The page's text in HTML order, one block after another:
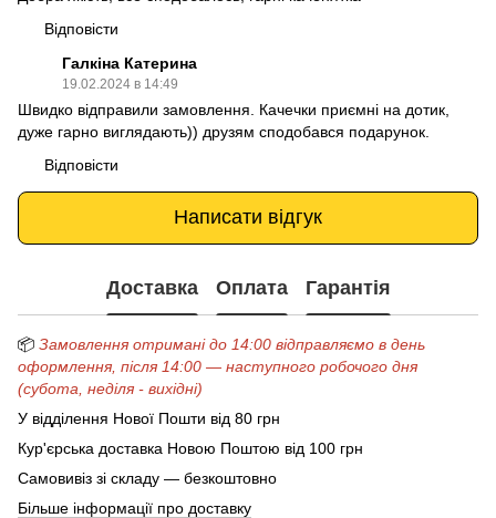
Відповісти
Галкіна Катерина
19.02.2024 в 14:49
Швидко відправили замовлення. Качечки приємні на дотик,
дуже гарно виглядають)) друзям сподобався подарунок.
Відповісти
Написати відгук
Доставка Оплата Гарантія
📦 Замовлення отримані до 14:00 відправляємо в день
оформлення, після 14:00 — наступного робочого дня
(субота, неділя - вихідні)
У відділення Нової Пошти від 80 грн
Кур'єрська доставка Новою Поштою від 100 грн
Самовивіз зі складу — безкоштовно
Більше інформації про доставку